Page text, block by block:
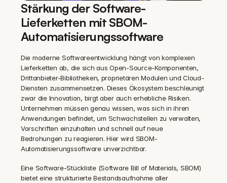
Stärkung der Software-
Lieferketten mit SBOM-
Automatisierungssoftware
Die moderne Softwareentwicklung hängt von komplexen
Lieferketten ab, die sich aus Open-Source-Komponenten,
Drittanbieter-Bibliotheken, proprietären Modulen und Cloud-
Diensten zusammensetzen. Dieses Ökosystem beschleunigt
zwar die Innovation, birgt aber auch erhebliche Risiken.
Unternehmen müssen genau wissen, was sich in ihren
Anwendungen befindet, um Schwachstellen zu verwalten,
Vorschriften einzuhalten und schnell auf neue
Bedrohungen zu reagieren. Hier wird SBOM-
Automatisierungssoftware unverzichtbar.
Eine Software-Stückliste (Software Bill of Materials, SBOM)
bietet eine strukturierte Bestandsaufnahme aller